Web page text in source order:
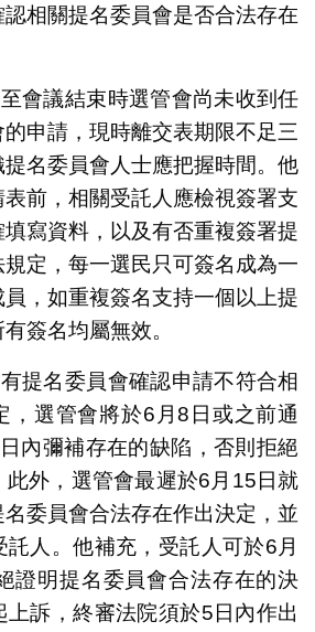
相關提名委員會是否合法存在
會議結束時選管會尚未收到任
申請，現時離交表期限不足三
名委員會人士應把握時間。他
前，相關受託人應檢視簽署支
寫資料，以及有否重複簽署提
定，每一選民只可簽名成為一
，如重複簽名支持一個以上提
簽名均屬無效。
提名委員會確認申請不符合相
，選管會將於6月8日或之前通
內彌補存在的缺陷，否則拒絕
此外，選管會最遲於6月15日就
委員會合法存在作出決定，並
人。他補充，受託人可於6月
證明提名委員會合法存在的決
上訴，終審法院須於5日內作出